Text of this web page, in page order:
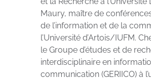
Maury, maître de
de l’information et de la
l’Université d’Artois/IUFM.
le Groupe d’études et de
interdisciplinaire en
communication (GERIICO) à